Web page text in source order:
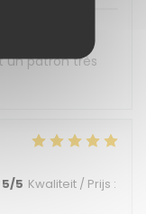
cuisine de
un patron très
5/5 Kwaliteit / Prijs :